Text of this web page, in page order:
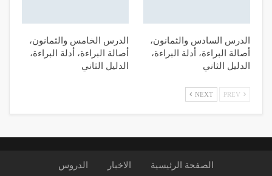
الدرس السادس والثمانون،
أصالة البراءة، أدلة البراءة،
الدليل الثاني
الدرس الخامس والثمانون،
أصالة البراءة، أدلة البراءة،
الدليل الثاني
NEXT
الصفحة الرئیسیة الاخبار الدروس